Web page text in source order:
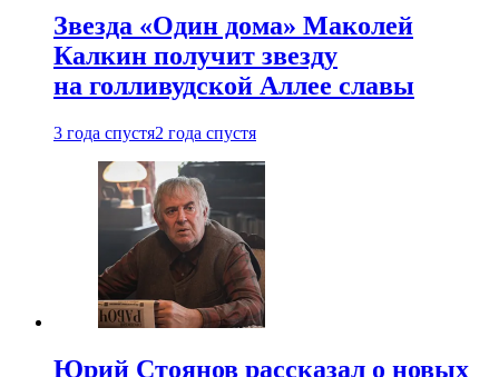
Звезда «Один дома» Маколей
Калкин получит звезду
на голливудской Аллее славы
3 года спустя2 года спустя
Юрий Стоянов рассказал о новых